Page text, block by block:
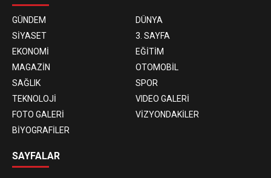
GÜNDEM
DÜNYA
SİYASET
3. SAYFA
EKONOMİ
EĞİTİM
MAGAZİN
OTOMOBİL
SAĞLIK
SPOR
TEKNOLOJİ
VIDEO GALERİ
FOTO GALERİ
VİZYONDAKİLER
BİYOGRAFİLER
SAYFALAR